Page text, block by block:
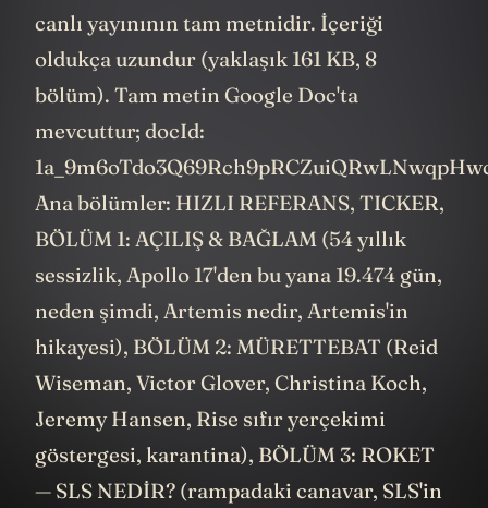
canlı yayınının tam metnidir. İçeriği
oldukça uzundur (yaklaşık 161 KB, 8
bölüm). Tam metin Google Doc'ta
mevcuttur; docId:
Ana bölümler: HIZLI REFERANS, TICKER,
BÖLÜM 1: AÇILIŞ & BAĞLAM (54 yıllık
sessizlik, Apollo 17'den bu yana 19.474 gün,
neden şimdi, Artemis nedir, Artemis'in
hikayesi), BÖLÜM 2: MÜRETTEBAT (Reid
Wiseman, Victor Glover, Christina Koch,
Jeremy Hansen, Rise sıfır yerçekimi
göstergesi, karantina), BÖLÜM 3: ROKET
— SLS NEDİR? (rampadaki canavar, SLS'in